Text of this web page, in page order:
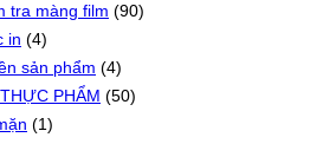
tra màng film (90)
in (4)
sản phẩm (4)
PHẨM (50)
(1)